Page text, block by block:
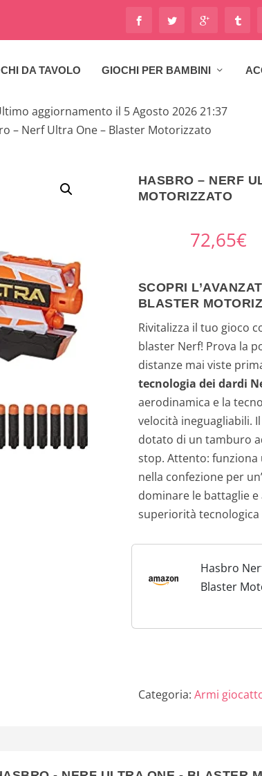
DA TAVOLO GIOCHI PER BAMBINI
aggiornamento il 5 Agosto 2026 21:37
– Nerf Ultra One – Blaster Motorizzato
HASBRO – NERF
MOTORIZZATO
72,65€
SCOPRI
BLASTER
Rivitalizza il tuo gioco
blaster Nerf! Prova la
distanze mai viste
tecnologia dei dardi
aerodinamica e la
velocità ineguagliabili. Il
dotato di un tamburo
stop. Attento: funziona
nella confezione per
dominare le battaglie
superiorità
Hasbro
Blaster
con i
Categoria: Armi